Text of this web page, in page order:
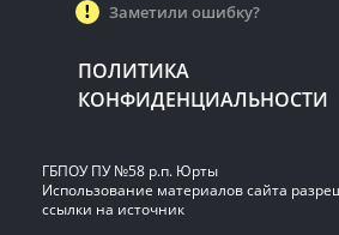
Заметили ошибку?
ПОЛИТИКА
КОНФИДЕНЦИАЛЬНОСТИ
ГБПОУ ПУ №58 р.п. Юрты
Использование материалов сайта
ссылки на источник